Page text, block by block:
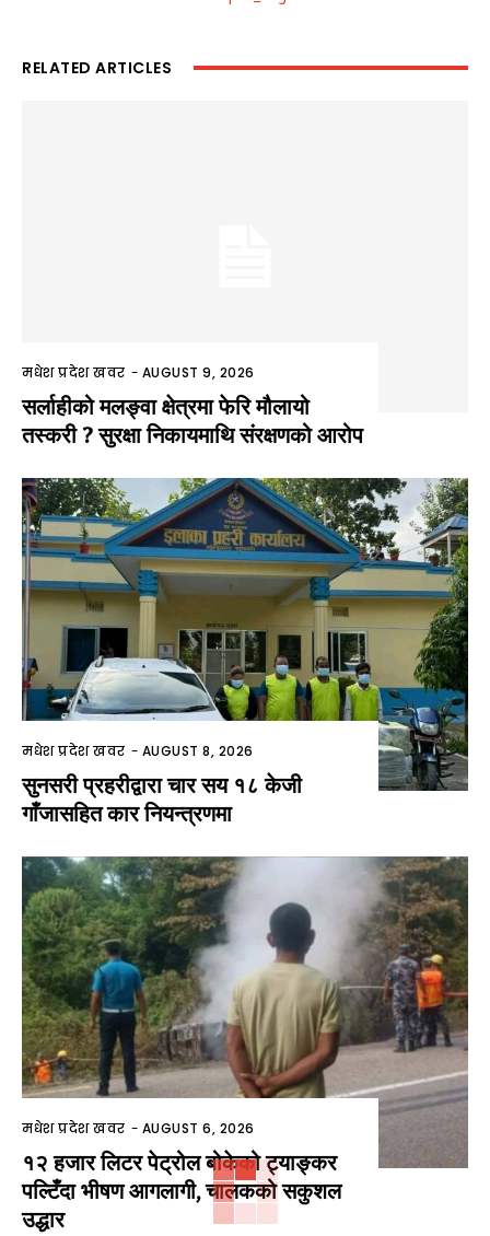
RELATED ARTICLES
मधेश प्रदेश खवर - AUGUST 9, 2026
सर्लाहीको मलङ्वा क्षेत्रमा फेरि मौलायो
तस्करी ? सुरक्षा निकायमाथि संरक्षणको आरोप
मधेश प्रदेश खवर - AUGUST 8, 2026
सुनसरी प्रहरीद्वारा चार सय १८ केजी
गाँजासहित कार नियन्त्रणमा
मधेश प्रदेश खवर - AUGUST 6, 2026
१२ हजार लिटर पेट्रोल बोकेको ट्याङ्कर
पल्टिँदा भीषण आगलागी, चालकको सकुशल
उद्धार